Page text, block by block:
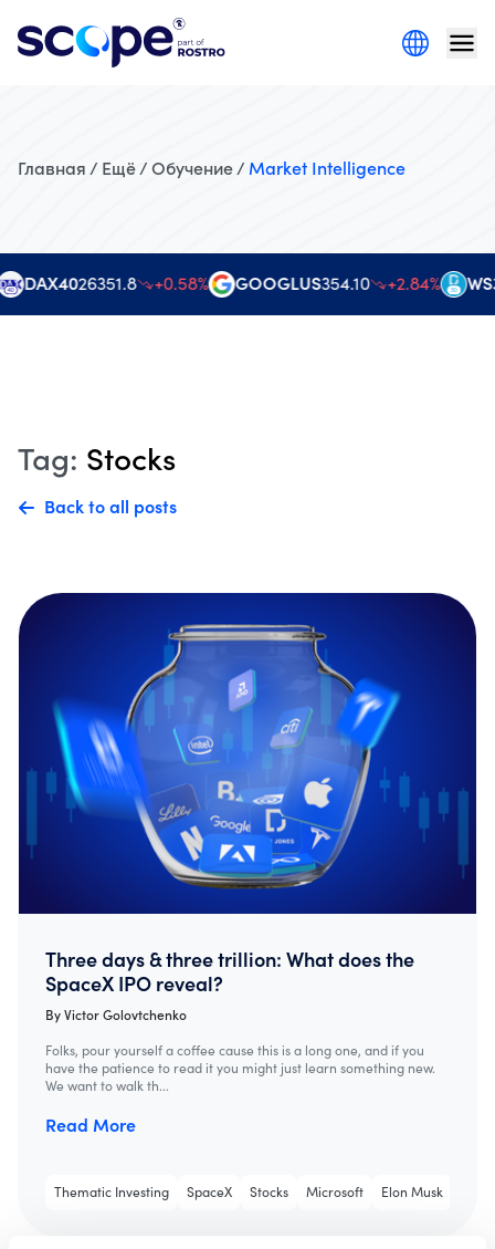
Главная / Ещё / Обучение / Market Intelligence
DAX4026351.8 +0.58% GOOGLUS354.10 +2.84%
Tag: Stocks
Back to all posts
Three days & three trillion: What does the
SpaceX IPO reveal?
By Victor Golovtchenko
Folks, pour yourself a coffee cause this is a long one, and if you
have the patience to read it you might just learn something new.
We want to walk th...
Read More
Thematic Investing SpaceX Stocks Microsoft Elon Musk